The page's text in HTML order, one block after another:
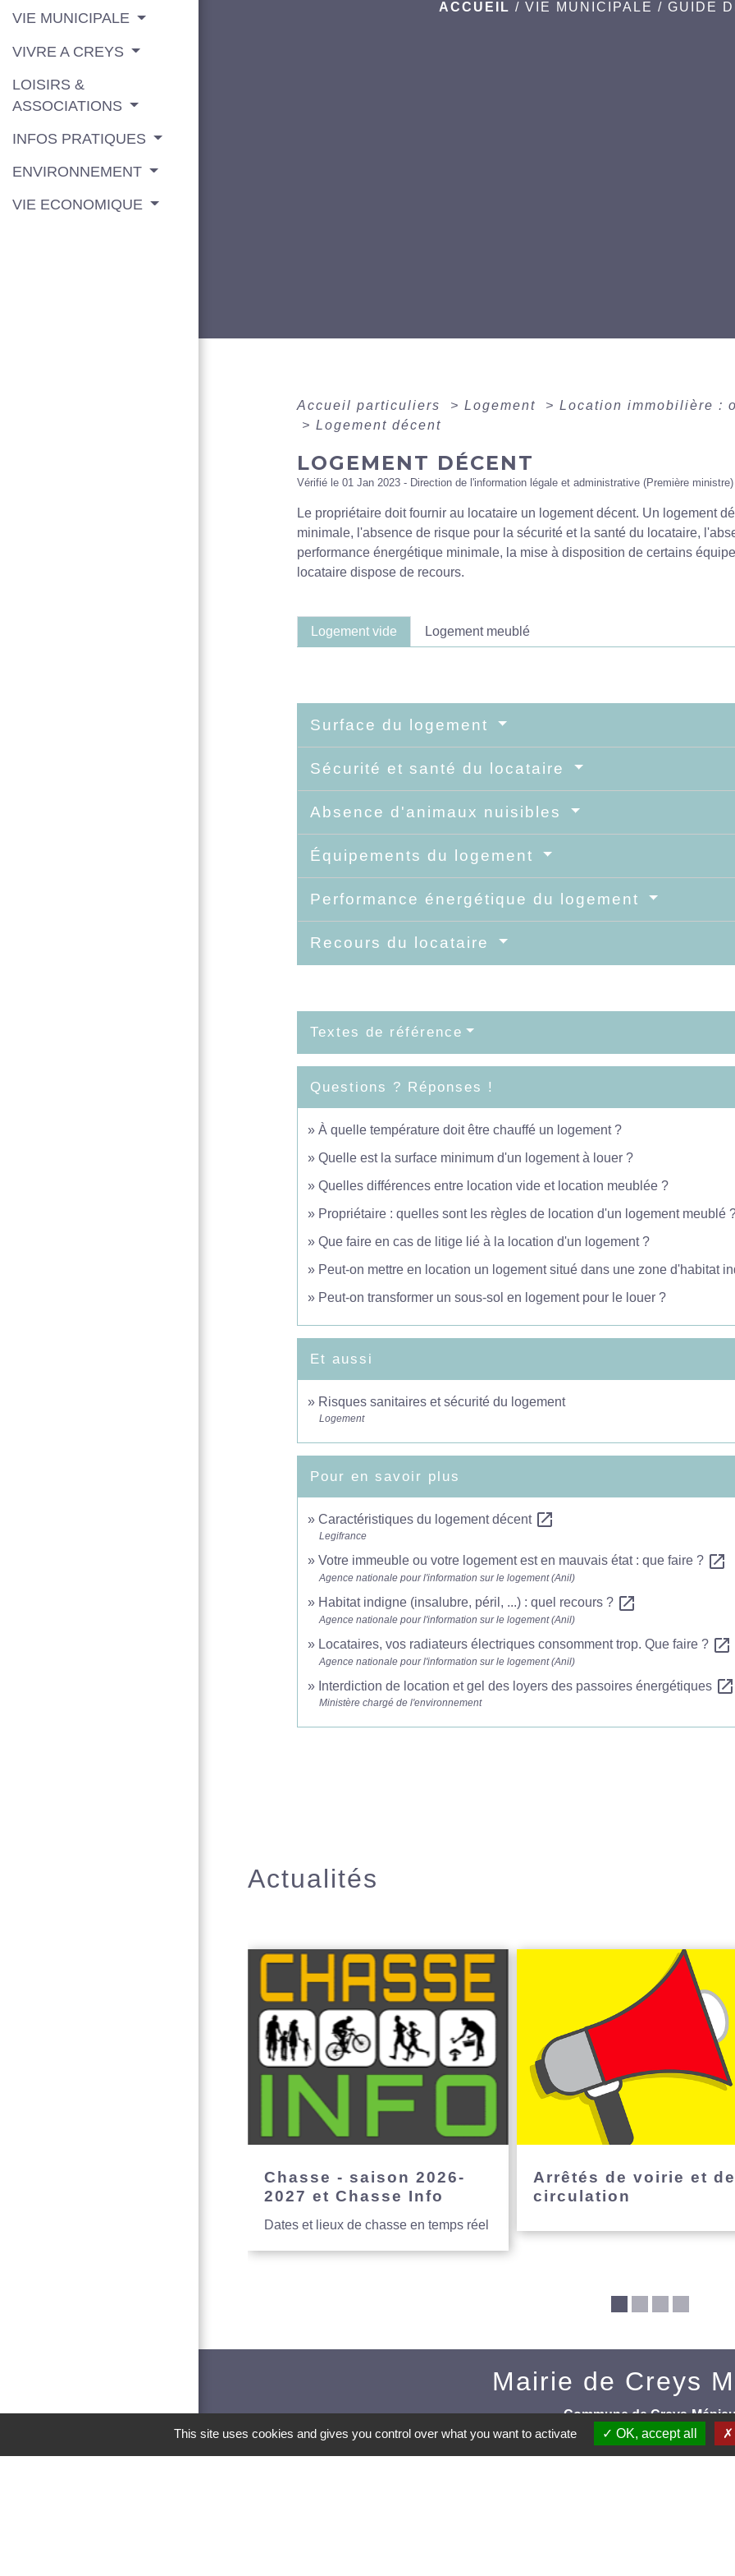
VIE MUNICIPALE
VIVRE A CREYS
LOISIRS &
ASSOCIATIONS
INFOS PRATIQUES
ENVIRONNEMENT
VIE ECONOMIQUE
ACCUEIL /VIE MUNICIPALE /GUIDE
Accueil particuliers > Logement > Location immobilière :
> Logement décent
LOGEMENT DÉCENT
Vérifié le 01 Jan 2023 - Direction de l'information légale et administrative (Première ministre)
Le propriétaire doit fournir au locataire un logement décent. Un logement
minimale, l'absence de risque pour la sécurité et la santé du locataire,
performance énergétique minimale, la mise à disposition de certains
locataire dispose de recours.
Logement vide Logement meublé
Surface du logement
Sécurité et santé du locataire
Absence d'animaux nuisibles
Équipements du logement
Performance énergétique du logement
Recours du locataire
Textes de référence
Questions ? Réponses !
À quelle température doit être chauffé un logement ?
Quelle est la surface minimum d'un logement à louer ?
Quelles différences entre location vide et location meublée ?
Propriétaire : quelles sont les règles de location d'un logement meublé
Que faire en cas de litige lié à la location d'un logement ?
Peut-on mettre en location un logement situé dans une zone d'habitat
Peut-on transformer un sous-sol en logement pour le louer ?
Et aussi
Risques sanitaires et sécurité du logement
Logement
Pour en savoir plus
Caractéristiques du logement décent open_in_new
Legifrance
Votre immeuble ou votre logement est en mauvais état : que faire ? open_in_new
Agence nationale pour l'information sur le logement (Anil)
Habitat indigne (insalubre, péril, ...) : quel recours ? open_in_new
Agence nationale pour l'information sur le logement (Anil)
Locataires, vos radiateurs électriques consomment trop. Que faire ? open_in_new
Agence nationale pour l'information sur le logement (Anil)
Interdiction de location et gel des loyers des passoires énergétiques open_in_new
Ministère chargé de l'environnement
Actualités
Chasse - saison 2026-
2027 et Chasse Info
Dates et lieux de chasse en temps réel
Arrêtés de voirie et de
circulation
Mairie de Creys
Commune de Creys-
35, place de la Mairie
38510 Creys-Mépieu -
This site uses cookies and gives you control over what you want to activate OK, accept all